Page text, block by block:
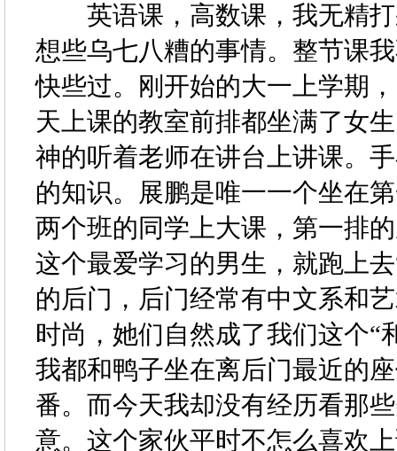
英语课，高数课，我无精打
想些乌七八糟的事情。整节课
快些过。刚开始的大一上学期
天上课的教室前排都坐满了女
神的听着老师在讲台上讲课。
的知识。展鹏是唯一一个坐在
两个班的同学上大课，第一排
这个最爱学习的男生，就跑上
的后门，后门经常有中文系和
时尚，她们自然成了我们这个“
我都和鸭子坐在离后门最近的
番。而今天我却没有经历看那
意。这个家伙平时不怎么喜欢